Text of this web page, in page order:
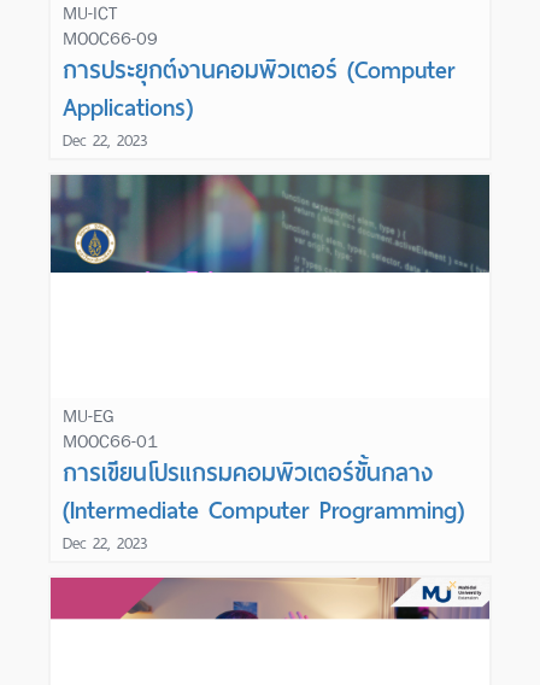
MU-ICT
MOOC66-09
การประยุกต์งานคอมพิวเตอร์ (Computer
Applications)
Dec 22, 2023
Learn More
MU-EG
MOOC66-01
การเขียนโปรแกรมคอมพิวเตอร์ขั้นกลาง
(Intermediate Computer Programming)
Dec 22, 2023
Learn More